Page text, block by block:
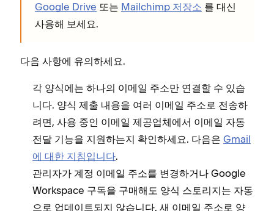
Google Drive 또는 Mailchimp 저장소 를 대신
사용해 보세요.
다음 사항에 유의하세요.
각 양식에는 하나의 이메일 주소만 연결할 수 있습
니다. 양식 제출 내용을 여러 이메일 주소로 전송하
려면, 사용 중인 이메일 제공업체에서 이메일 자동
전달 기능을 지원하는지 확인하세요. 다음은 Gmail
에 대한 지침입니다.
관리자가 계정 이메일 주소를 변경하거나 Google
Workspace 구독을 구매해도 양식 스토리지는 자동
으로 업데이트되지 않습니다. 새 이메일 주소로 양